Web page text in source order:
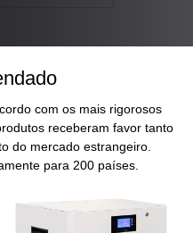
com os mais rigorosos
receberam favor tanto
do mercado estrangeiro.
para 200 países.